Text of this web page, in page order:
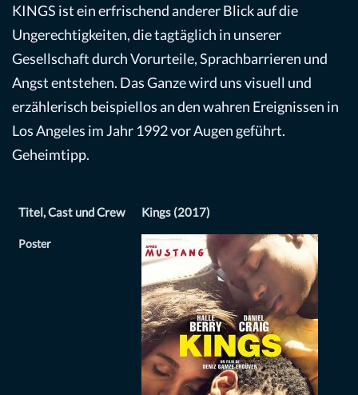
KINGS ist ein erfrischend anderer Blick auf die
Ungerechtigkeiten, die tagtäglich in unserer
Gesellschaft durch Vorurteile, Sprachbarrieren und
Angst entstehen. Das Ganze wird uns visuell und
erzählerisch beispiellos an den wahren Ereignissen in
Los Angeles im Jahr 1992 vor Augen geführt.
Geheimtipp.
Titel, Cast und Crew Kings (2017)
Poster